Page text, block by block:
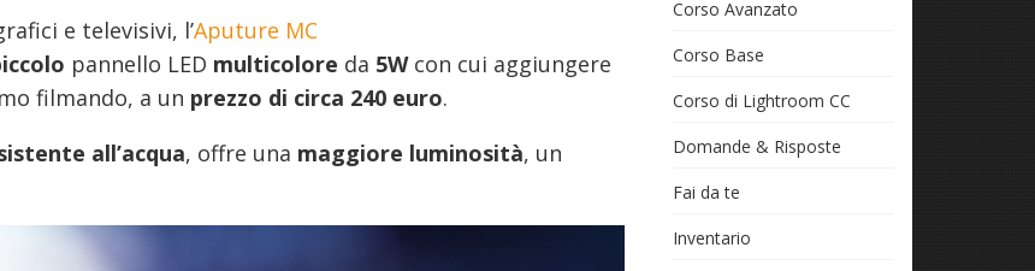
e televisivi, l’Aputure MC
pannello LED multicolore da 5Wcon cui aggiungere
filmando, a un prezzo di circa 240 euro.
all’acqua, offre una maggiore luminosità, un
Corso Avanzato
Corso Base
Corso di Lightroom CC
Domande & Risposte
Fai da te
Inventario